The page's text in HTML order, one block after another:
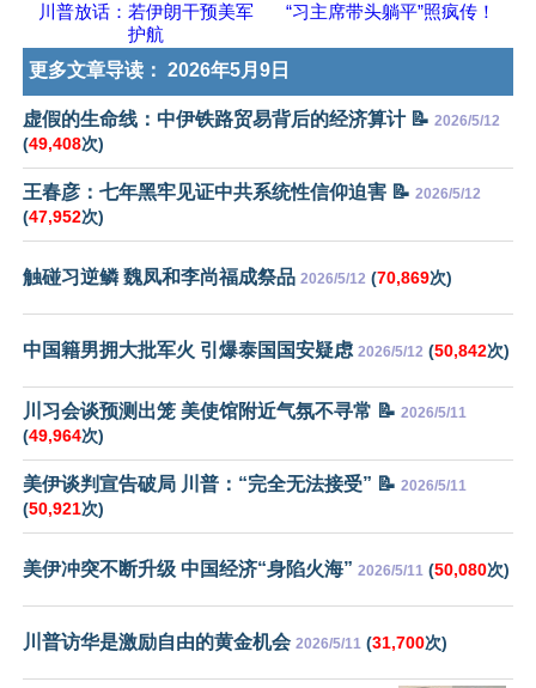
川普放话：若伊朗干预美军
护航
“习主席带头躺平”照疯传！
更多文章导读： 2026年5月9日
虚假的生命线：中伊铁路贸易背后的经济算计 📝 2026/5/12
(49,408次)
王春彦：七年黑牢见证中共系统性信仰迫害 📝 2026/5/12
(47,952次)
触碰习逆鳞 魏凤和李尚福成祭品 2026/5/12 (70,869次)
中国籍男拥大批军火 引爆泰国国安疑虑 2026/5/12 (50,842次)
川习会谈预测出笼 美使馆附近气氛不寻常 📝 2026/5/11
(49,964次)
美伊谈判宣告破局 川普：“完全无法接受” 📝 2026/5/11
(50,921次)
美伊冲突不断升级 中国经济“身陷火海” 2026/5/11 (50,080次)
川普访华是激励自由的黄金机会 2026/5/11 (31,700次)